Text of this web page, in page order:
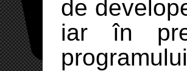
de
iar în